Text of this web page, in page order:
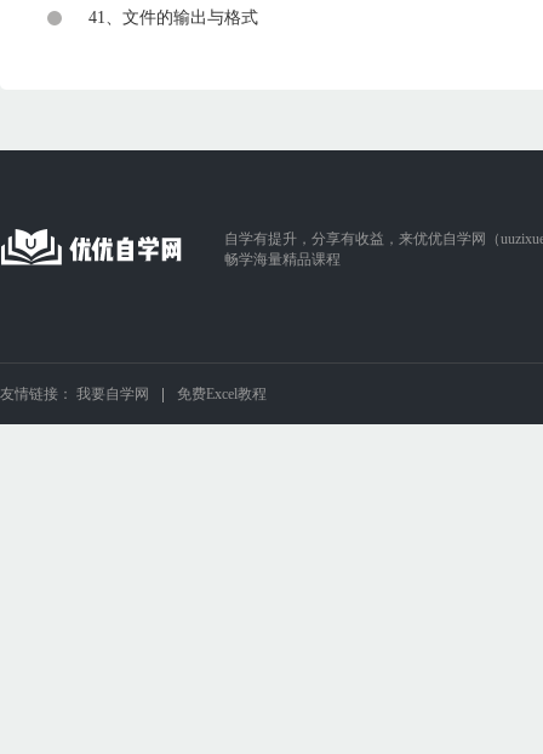
41、文件的输出与格式
自学有提升，分享有收益，来优优自学网（
畅学海量精品课程
友情链接： 我要自学网 免费Excel教程